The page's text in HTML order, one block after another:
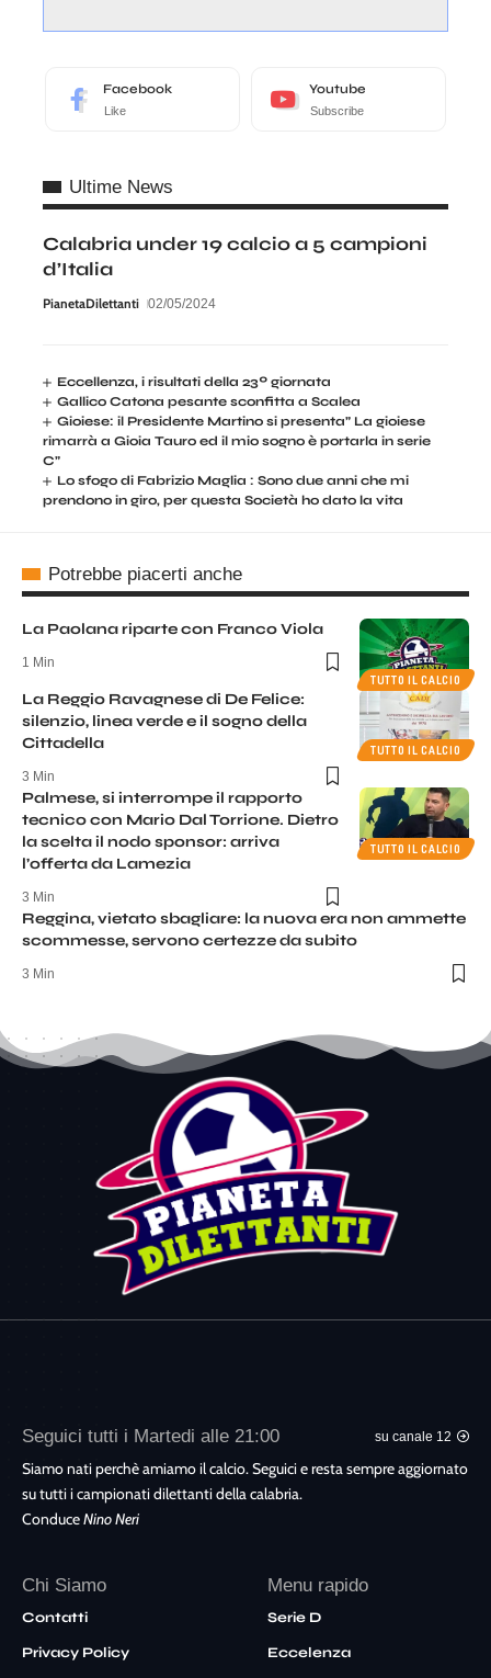
Facebook
Like
Youtube
Subscribe
Ultime News
Calabria under 19 calcio a 5 campioni
d’Italia
PianetaDilettanti 02/05/2024
Eccellenza, i risultati della 23º giornata
Gallico Catona pesante sconfitta a Scalea
Gioiese: il Presidente Martino si presenta” La gioiese
rimarrà a Gioia Tauro ed il mio sogno è portarla in serie
C”
Lo sfogo di Fabrizio Maglia : Sono due anni che mi
prendono in giro, per questa Società ho dato la vita
Potrebbe piacerti anche
TUTTO IL CALCIO
La Paolana riparte con Franco Viola
1 Min
TUTTO IL CALCIO
La Reggio Ravagnese di De Felice:
silenzio, linea verde e il sogno della
Cittadella
3 Min
TUTTO IL CALCIO
Palmese, si interrompe il rapporto
tecnico con Mario Dal Torrione. Dietro
la scelta il nodo sponsor: arriva
l’offerta da Lamezia
3 Min
Reggina, vietato sbagliare: la nuova era non ammette
scommesse, servono certezze da subito
3 Min
Seguici tutti i Martedi alle 21:00 su canale 12
Siamo nati perchè amiamo il calcio. Seguici e resta sempre aggiornato
su tutti i campionati dilettanti della calabria.
ConduceNino Neri
Chi Siamo
Contatti
Privacy Policy
Menu rapido
Serie D
Eccelenza